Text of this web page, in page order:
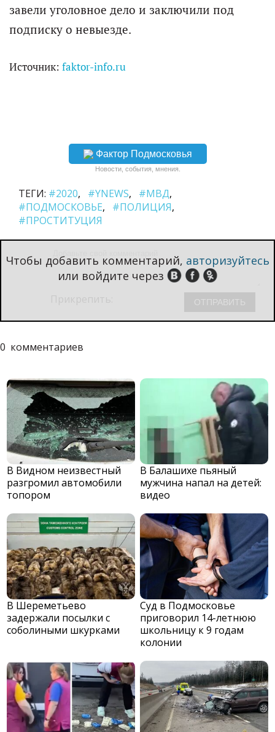
завели уголовное дело и заключили под
подписку о невыезде.
Источник: faktor-info.ru
Фактор Подмосковья
Новости, события, мнения.
ТЕГИ: #2020 #YNEWS
#МВД
#ПОДМОСКОВЬЕ
#ПОЛИЦИЯ
#ПРОСТИТУЦИЯ
Чтобы добавить комментарий, авторизуйтесь
или войдите через
0 комментариев
В Видном неизвестный
разгромил автомобили
топором
В Балашихе пьяный
мужчина напал на детей:
видео
В Шереметьево
задержали посылки с
соболиными шкурками
Суд в Подмосковье
приговорил 14-летнюю
школьницу к 9 годам
колонии